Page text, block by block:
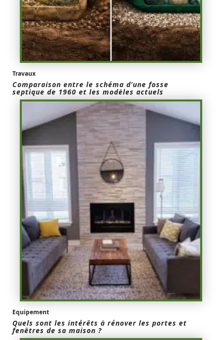
Travaux
Comparaison entre le schéma d’une fosse
septique de 1960 et les modèles actuels
Equipement
Quels sont les intérêts à rénover les portes et
fenêtres de sa maison ?